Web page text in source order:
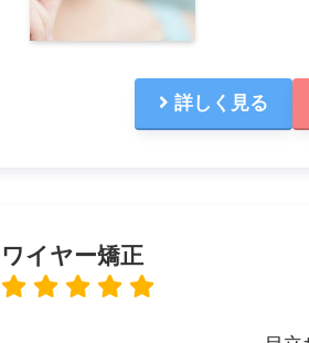
詳しく見る
ワイヤー矯正